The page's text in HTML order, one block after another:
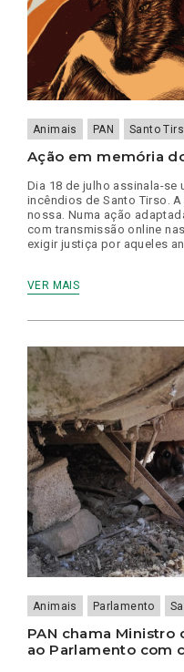
Animais PAN Santo
Ação em memória
Dia 18 de julho assinala-
incêndios de Santo Tirso.
nossa. Numa ação
com transmissão online
exigir justiça por aqueles
VER MAIS
Animais Parlamento
PAN chama Ministro
ao Parlamento com